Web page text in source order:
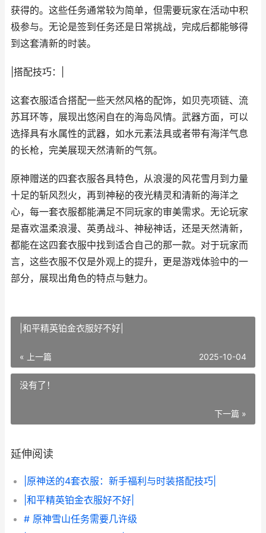
获得的。这些任务通常较为简单，但需要玩家在活动中积
极参与。无论是签到任务还是日常挑战，完成后都能够得
到这套清新的时装。
|搭配技巧：|
这套衣服适合搭配一些天然风格的配饰，如贝壳项链、流
苏耳环等，展现出悠闲自在的海岛风情。武器方面，可以
选择具有水属性的武器，如水元素法具或者带有海洋气息
的长枪，完美展现天然清新的气氛。
原神赠送的四套衣服各具特色，从浪漫的风花雪月到力量
十足的斩风烈火，再到神秘的夜光精灵和清新的海洋之
心，每一套衣服都能满足不同玩家的审美需求。无论玩家
是喜欢温柔浪漫、英勇战斗、神秘神话，还是天然清新，
都能在这四套衣服中找到适合自己的那一款。对于玩家而
言，这些衣服不仅是外观上的提升，更是游戏体验中的一
部分，展现出角色的特点与魅力。
|和平精英铂金衣服好不好|
« 上一篇 2025-10-04
没有了！
下一篇 »
延伸阅读
|原神送的4套衣服：新手福利与时装搭配技巧|
|和平精英铂金衣服好不好|
# 原神雪山任务需要几许级